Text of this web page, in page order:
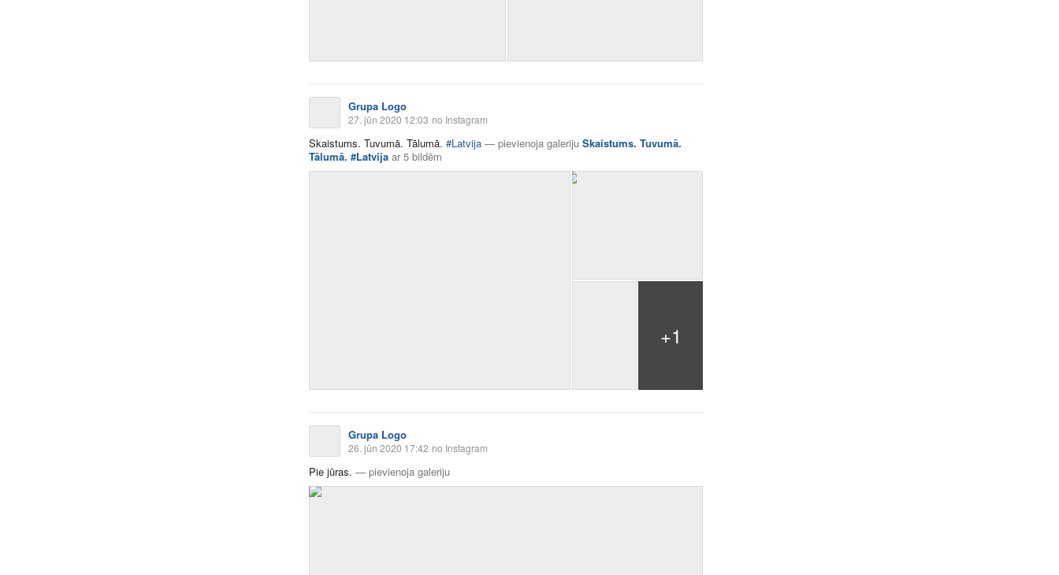
Grupa Logo
27. jūn 2020 12:03 no Instagram
Skaistums. Tuvumā. Tālumā. #Latvija — pievienoja galeriju Skaistums. Tuvumā.
Tālumā. #Latvija ar5 bildēm
+1
Grupa Logo
26. jūn 2020 17:42 no Instagram
Pie jūras. — pievienoja galeriju